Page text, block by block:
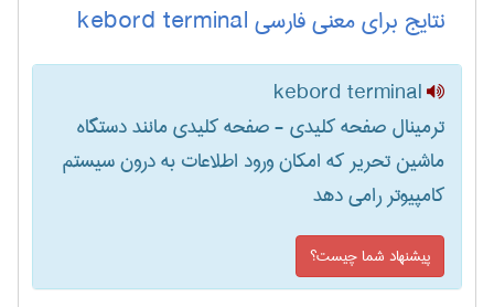
نتایج برای معنی فارسی kebord terminal
kebord terminal
ترمینال صفحه کلیدی - صفحه کلیدی مانند دستگاه
ماشین تحریر که امکان ورود اطلاعات به درون سیستم
کامپیوتر رامی دهد
پیشنهاد شما چیست؟